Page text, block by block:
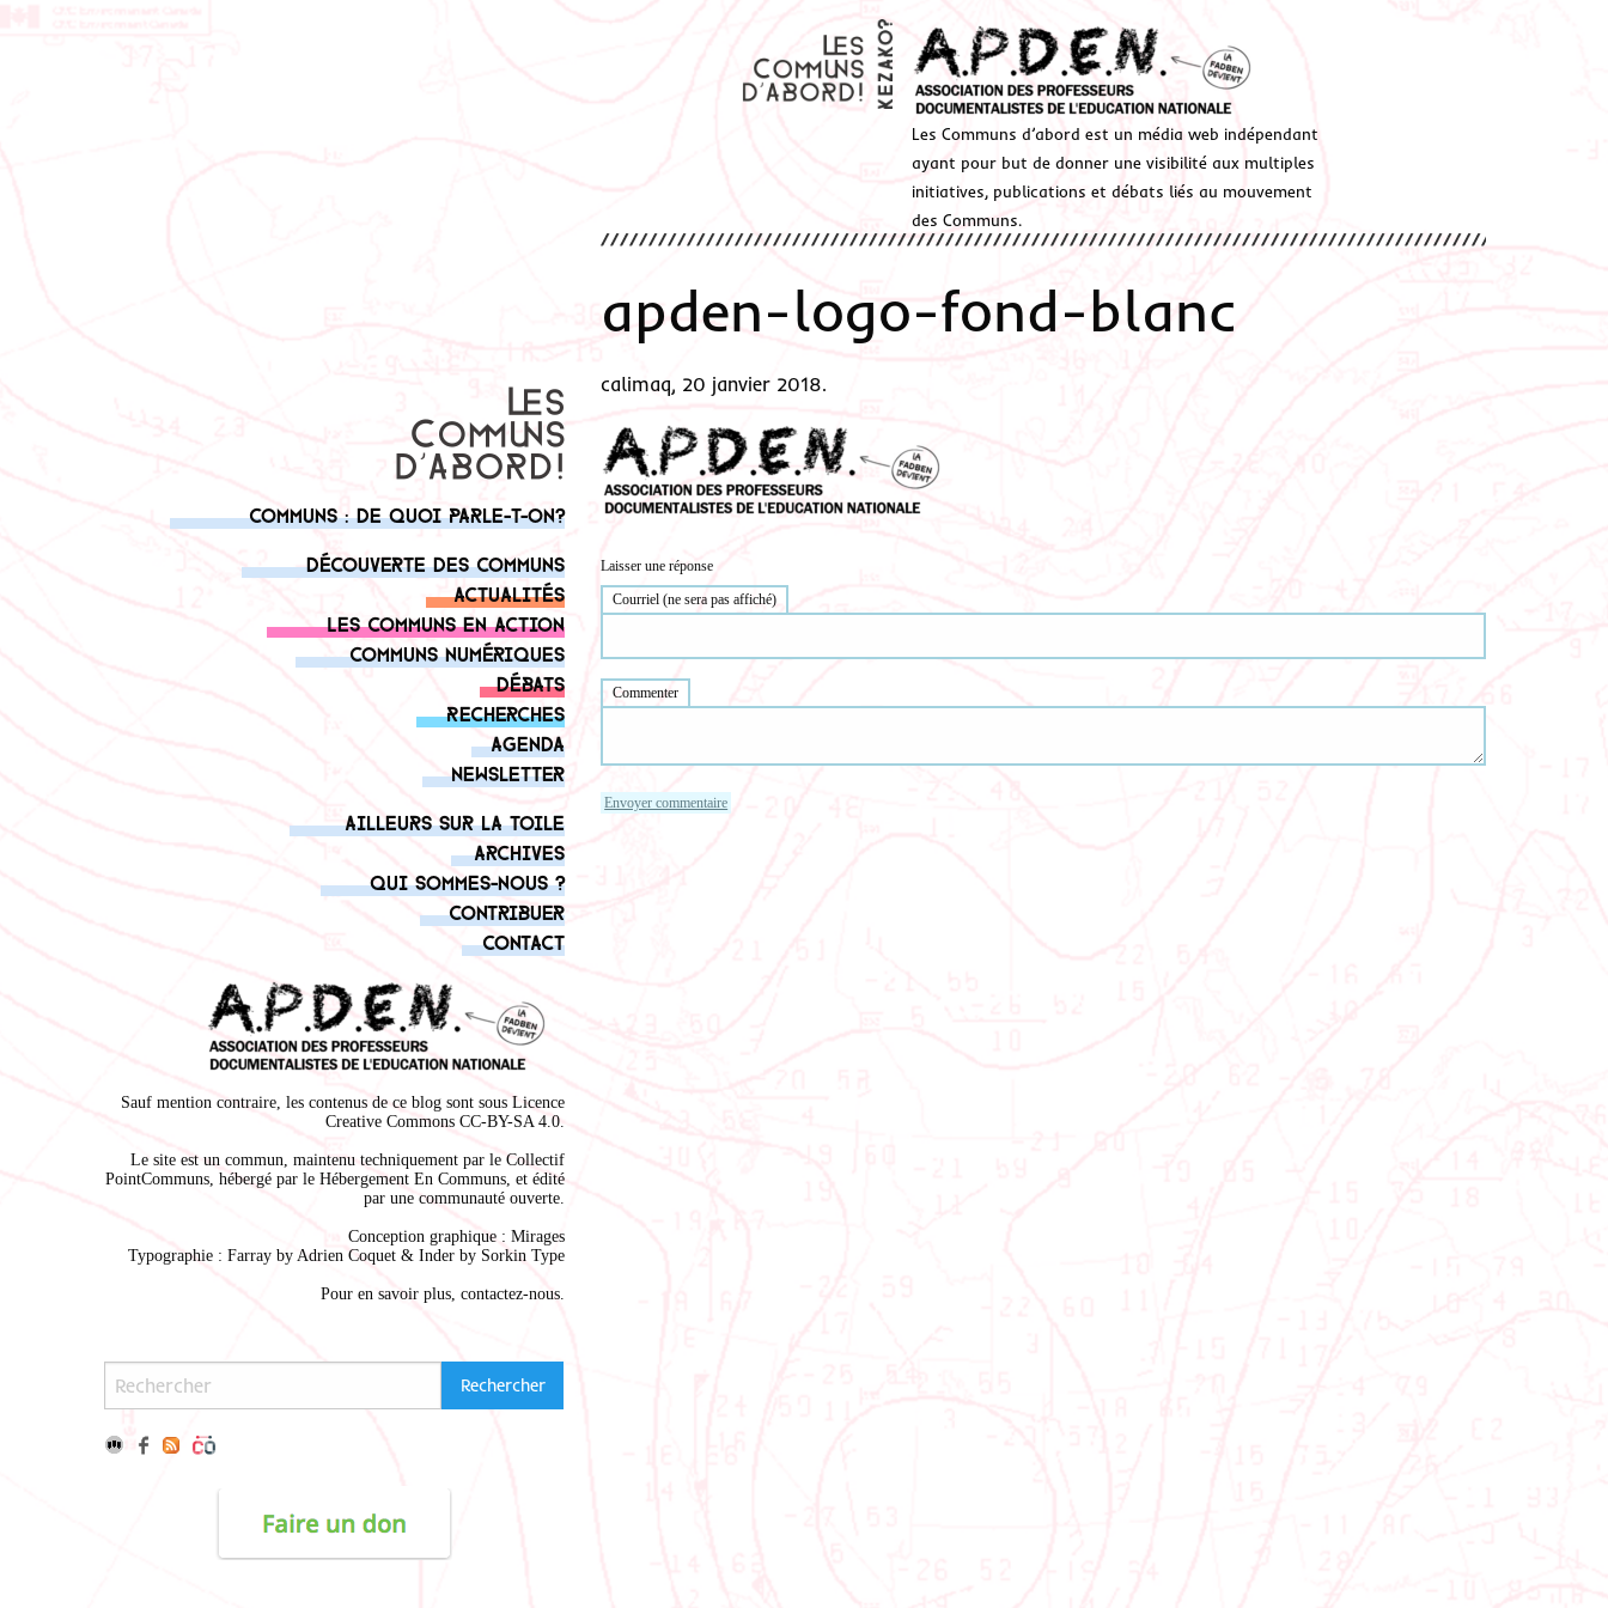
Les Communs d’abord est un média web indépendant
ayant pour but de donner une visibilité aux multiples
initiatives, publications et débats liés au mouvement
des Communs.
Communs : de quoi parle-t-on?
Découverte des communs
Actualités
Les communs en action
Communs numériques
Débats
Recherches
Agenda
Newsletter
Ailleurs sur la toile
Archives
Qui sommes-nous ?
Contribuer
Contact
Sauf mention contraire, les contenus de ce blog sont sous Licence
Creative Commons CC-BY-SA 4.0.
Le site est un commun, maintenu techniquement par le Collectif
PointCommuns, hébergé par le Hébergement En Communs, et édité
par une communauté ouverte.
Conception graphique : Mirages
Typographie : Farray by Adrien Coquet & Inder by Sorkin Type
Pour en savoir plus, contactez-nous.
apden-logo-fond-blanc
calimaq, 20 janvier 2018.
Laisser une réponse
Courriel (ne sera pas affiché)
Commenter